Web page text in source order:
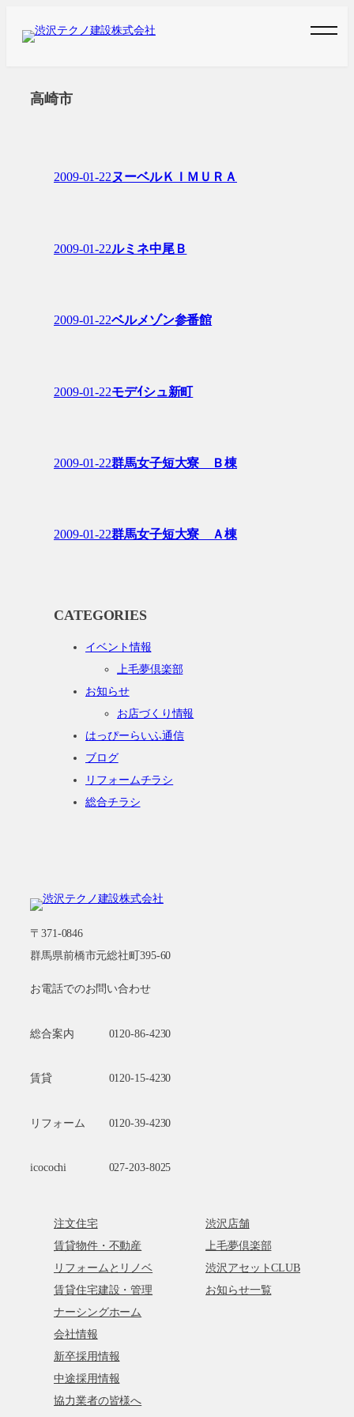
高崎市
2009-01-22ヌーベルＫＩＭＵＲＡ
2009-01-22ルミネ中尾Ｂ
2009-01-22ベルメゾン参番館
2009-01-22モデｲシュ新町
2009-01-22群馬女子短大寮 Ｂ棟
2009-01-22群馬女子短大寮 Ａ棟
CATEGORIES
イベント情報
上毛夢倶楽部
お知らせ
お店づくり情報
はっぴーらいふ通信
ブログ
リフォームチラシ
総合チラシ
〒371-0846
群馬県前橋市元総社町395-60
お電話でのお問い合わせ
総合案内 0120-86-4230
賃貸 0120-15-4230
リフォーム 0120-39-4230
icocochi 027-203-8025
注文住宅
賃貸物件・不動産
リフォームとリノベ
賃貸住宅建設・管理
ナーシングホーム
渋沢店舗
上毛夢倶楽部
渋沢アセットCLUB
お知らせ一覧
会社情報
新卒採用情報
中途採用情報
協力業者の皆様へ